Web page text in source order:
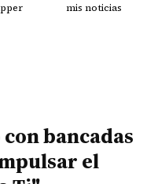
mis noticias
bancadas
el